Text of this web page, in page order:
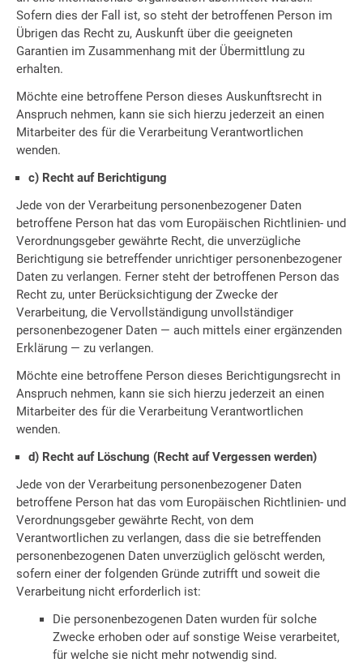
Sofern dies der Fall ist, so steht der betroffenen Person im
Übrigen das Recht zu, Auskunft über die geeigneten
Garantien im Zusammenhang mit der Übermittlung zu
erhalten.
Möchte eine betroffene Person dieses Auskunftsrecht in
Anspruch nehmen, kann sie sich hierzu jederzeit an einen
Mitarbeiter des für die Verarbeitung Verantwortlichen
wenden.
c) Recht auf Berichtigung
Jede von der Verarbeitung personenbezogener Daten
betroffene Person hat das vom Europäischen Richtlinien- und
Verordnungsgeber gewährte Recht, die unverzügliche
Berichtigung sie betreffender unrichtiger personenbezogener
Daten zu verlangen. Ferner steht der betroffenen Person das
Recht zu, unter Berücksichtigung der Zwecke der
Verarbeitung, die Vervollständigung unvollständiger
personenbezogener Daten — auch mittels einer ergänzenden
Erklärung — zu verlangen.
Möchte eine betroffene Person dieses Berichtigungsrecht in
Anspruch nehmen, kann sie sich hierzu jederzeit an einen
Mitarbeiter des für die Verarbeitung Verantwortlichen
wenden.
d) Recht auf Löschung (Recht auf Vergessen werden)
Jede von der Verarbeitung personenbezogener Daten
betroffene Person hat das vom Europäischen Richtlinien- und
Verordnungsgeber gewährte Recht, von dem
Verantwortlichen zu verlangen, dass die sie betreffenden
personenbezogenen Daten unverzüglich gelöscht werden,
sofern einer der folgenden Gründe zutrifft und soweit die
Verarbeitung nicht erforderlich ist:
Die personenbezogenen Daten wurden für solche
Zwecke erhoben oder auf sonstige Weise verarbeitet,
für welche sie nicht mehr notwendig sind.